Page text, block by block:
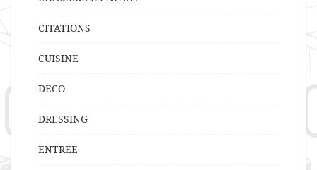
CITATIONS
CUISINE
DECO
DRESSING
ENTREE